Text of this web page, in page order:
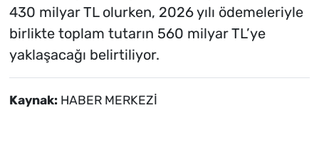
430 milyar TL olurken, 2026 yılı ödemeleriyle
birlikte toplam tutarın 560 milyar TL’ye
yaklaşacağı belirtiliyor.
Kaynak: HABER MERKEZİ